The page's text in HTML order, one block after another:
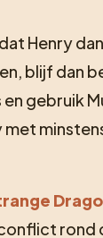
Henry
blijf dan
gebruik
rond